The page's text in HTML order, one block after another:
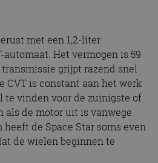
met een 1,2-liter
Het vermogen is 59
transmissie grijpt razend snel
CVT is constant aan het werk
te vinden voor de zuinigste of
als de motor uit is vanwege
de Space Star soms even
de wielen beginnen te